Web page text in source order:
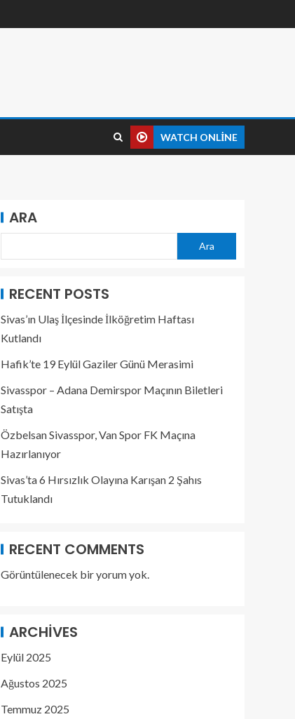
WATCH ONLINE
ARA
Ara
RECENT POSTS
Sivas’ın Ulaş İlçesinde İlköğretim Haftası
Kutlandı
Hafik’te 19 Eylül Gaziler Günü Merasimi
Sivasspor – Adana Demirspor Maçının Biletleri
Satışta
Özbelsan Sivasspor, Van Spor FK Maçına
Hazırlanıyor
Sivas’ta 6 Hırsızlık Olayına Karışan 2 Şahıs
Tutuklandı
RECENT COMMENTS
Görüntülenecek bir yorum yok.
ARCHIVES
Eylül 2025
Ağustos 2025
Temmuz 2025